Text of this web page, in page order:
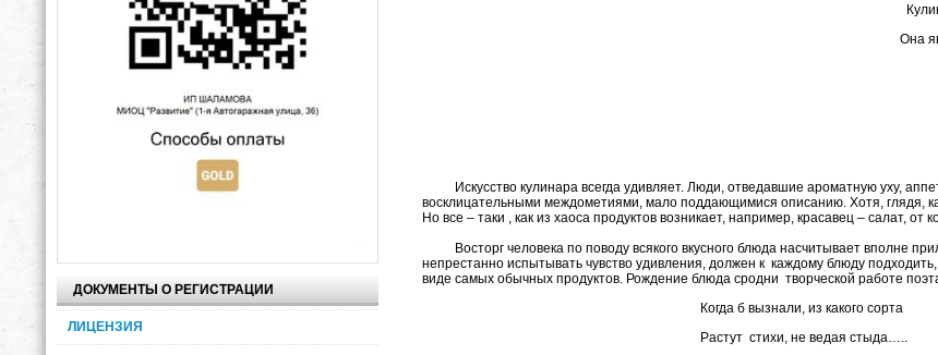
ДОКУМЕНТЫ О РЕГИСТРАЦИИ
ЛИЦЕНЗИЯ
Кулинария – это
Она является с одной
а с другой
включая в себя
физики и
Искусство кулинара всегда удивляет. Люди, отведавшие ароматную уху,
восклицательными междометиями, мало поддающимися описанию. Хотя, глядя,
Но все – таки , как из хаоса продуктов возникает, например, красавец – салат, от
Восторг человека по поводу всякого вкусного блюда насчитывает вполне
непрестанно испытывать чувство удивления, должен к каждому блюду
виде самых обычных продуктов. Рождение блюда сродни творческой работе
Когда б вызнали, из какого сорта
Растут стихи, не ведая стыда…..